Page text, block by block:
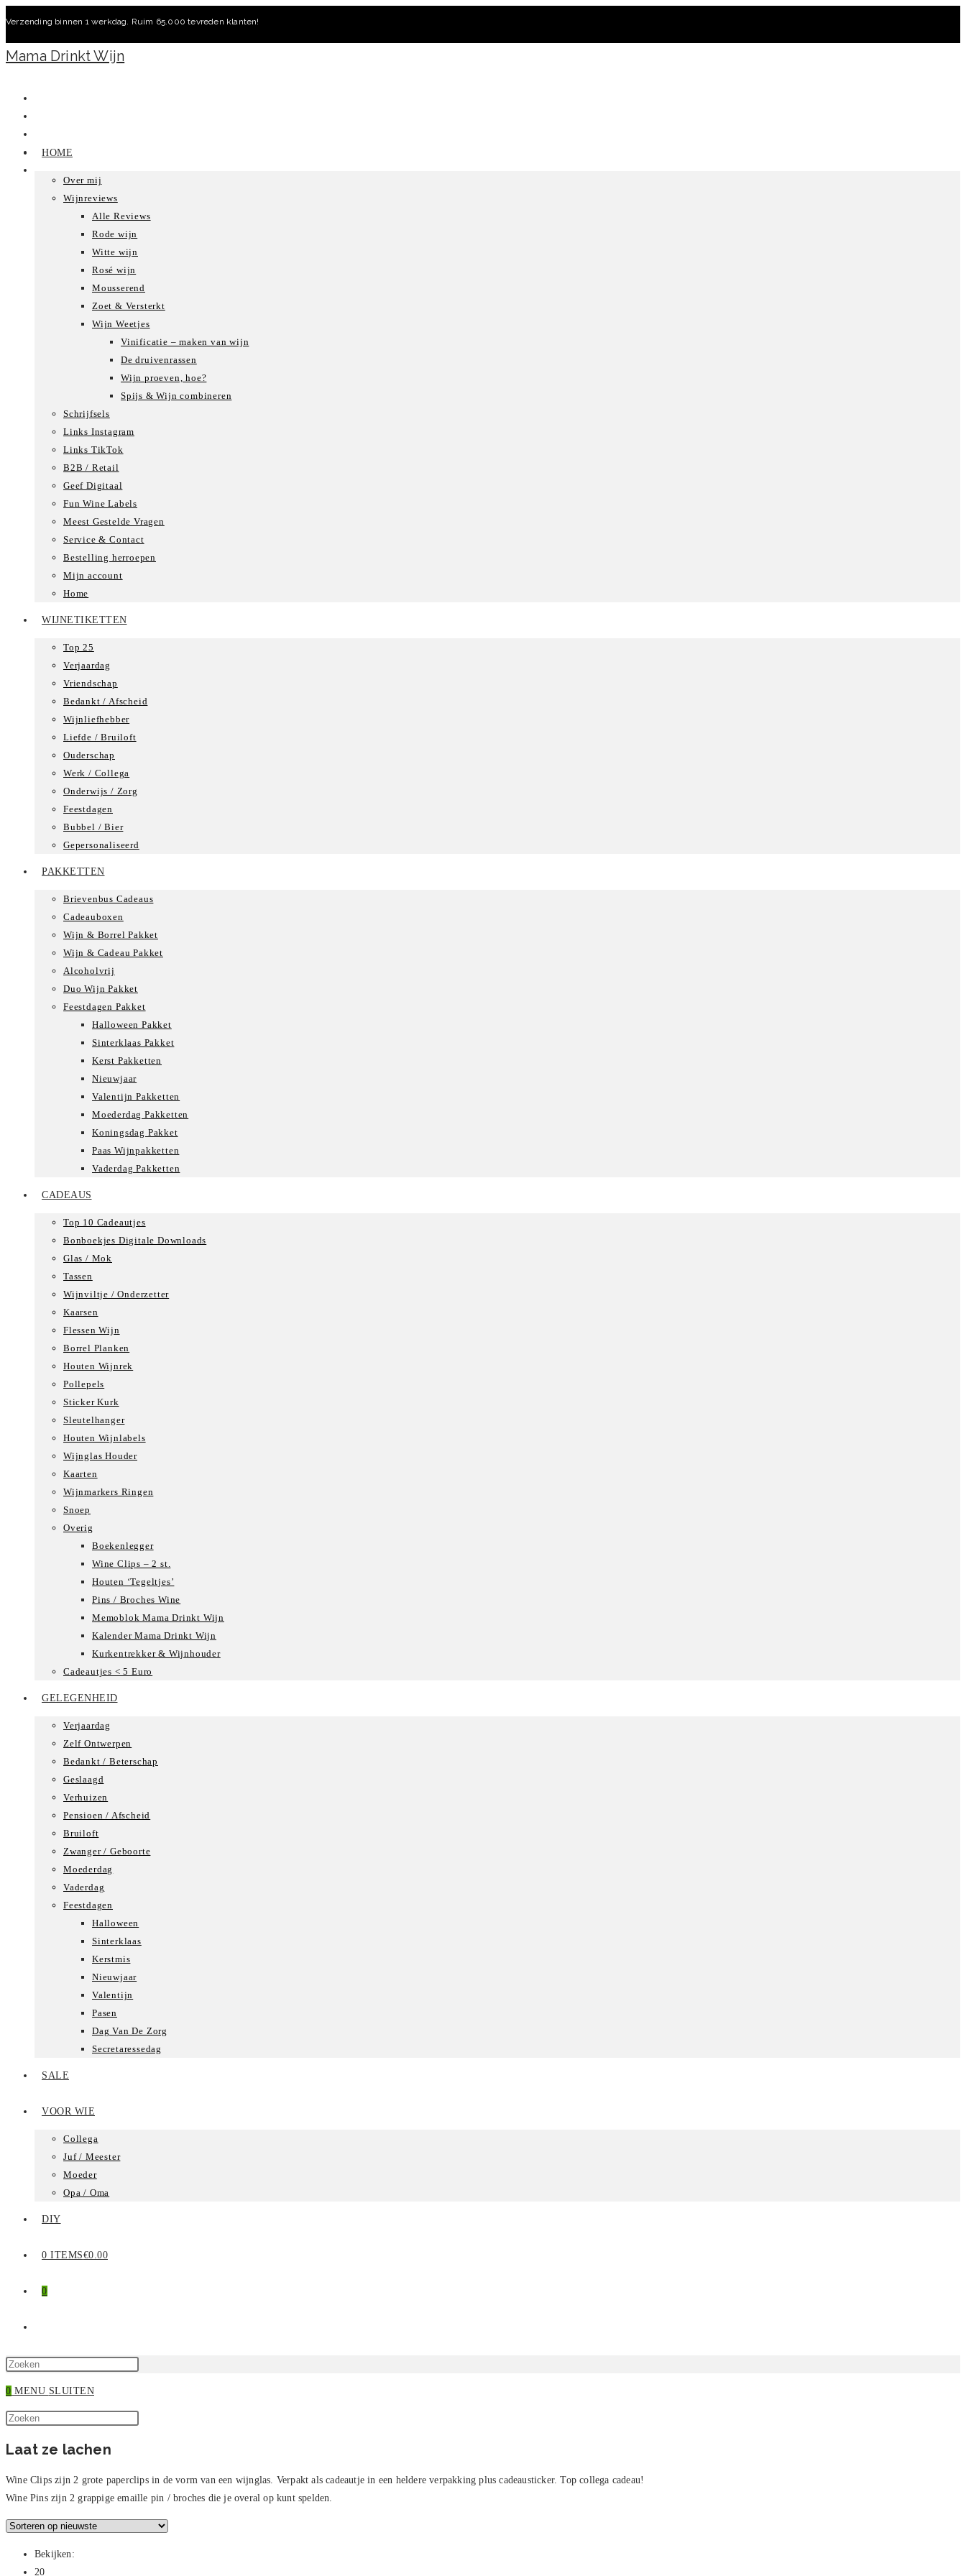
inhoud
Verzending binnen 1 werkdag. Ruim 65.000 tevreden klanten!
Mama Drinkt Wijn
HOME
Over mij
Wijnreviews
Alle Reviews
Rode wijn
Witte wijn
Rosé wijn
Mousserend
Zoet & Versterkt
Wijn Weetjes
Vinificatie – maken van wijn
De druivenrassen
Wijn proeven, hoe?
Spijs & Wijn combineren
Schrijfsels
Links Instagram
Links TikTok
B2B / Retail
Geef Digitaal
Fun Wine Labels
Meest Gestelde Vragen
Service & Contact
Bestelling herroepen
Mijn account
Home
WIJNETIKETTEN
Top 25
Verjaardag
Vriendschap
Bedankt / Afscheid
Wijnliefhebber
Liefde / Bruiloft
Ouderschap
Werk / Collega
Onderwijs / Zorg
Feestdagen
Bubbel / Bier
Gepersonaliseerd
PAKKETTEN
Brievenbus Cadeaus
Cadeauboxen
Wijn & Borrel Pakket
Wijn & Cadeau Pakket
Alcoholvrij
Duo Wijn Pakket
Feestdagen Pakket
Halloween Pakket
Sinterklaas Pakket
Kerst Pakketten
Nieuwjaar
Valentijn Pakketten
Moederdag Pakketten
Koningsdag Pakket
Paas Wijnpakketten
Vaderdag Pakketten
CADEAUS
Top 10 Cadeautjes
Bonboekjes Digitale Downloads
Glas / Mok
Tassen
Wijnviltje / Onderzetter
Kaarsen
Flessen Wijn
Borrel Planken
Houten Wijnrek
Pollepels
Sticker Kurk
Sleutelhanger
Houten Wijnlabels
Wijnglas Houder
Kaarten
Wijnmarkers Ringen
Snoep
Overig
Boekenlegger
Wine Clips – 2 st.
Houten ‘Tegeltjes’
Pins / Broches Wine
Memoblok Mama Drinkt Wijn
Kalender Mama Drinkt Wijn
Kurkentrekker & Wijnhouder
Cadeautjes < 5 Euro
GELEGENHEID
Verjaardag
Zelf Ontwerpen
Bedankt / Beterschap
Geslaagd
Verhuizen
Pensioen / Afscheid
Bruiloft
Zwanger / Geboorte
Moederdag
Vaderdag
Feestdagen
Halloween
Sinterklaas
Kerstmis
Nieuwjaar
Valentijn
Pasen
Dag Van De Zorg
Secretaressedag
SALE
VOOR WIE
Collega
Juf / Meester
Moeder
Opa / Oma
DIY
0 ITEMS€0.00
0
ZOEKEN
0 MENU SLUITEN
Zoek
deze
Laat ze lachen
Wine Clips zijn 2 grote paperclips in de vorm van een wijnglas. Verpakt als cadeautje in een heldere verpakking plus cadeausticker. Top collega cadeau!
Wine Pins zijn 2 grappige emaille pin / broches die je overal op kunt spelden.
Bekijken:
20